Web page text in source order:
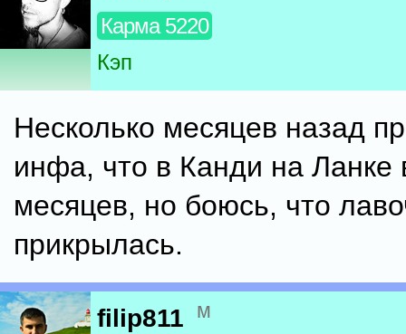
Карма 5220
Кэп
Несколько месяцев назад
инфа, что в Канди на Ланке
месяцев, но боюсь, что
прикрылась.
filip811 м